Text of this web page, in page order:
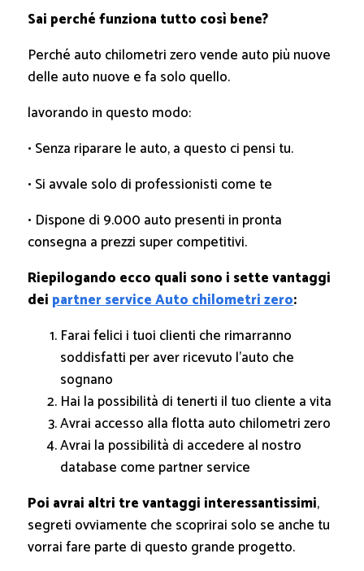
Sai perché funziona tutto così bene?
Perché auto chilometri zero vende auto più nuove
delle auto nuove e fa solo quello.
lavorando in questo modo:
• Senza riparare le auto, a questo ci pensi tu.
• Si avvale solo di professionisti come te
• Dispone di 9.000 auto presenti in pronta
consegna a prezzi super competitivi.
Riepilogando ecco quali sono i sette vantaggi
dei partner service Auto chilometri zero:
Farai felici i tuoi clienti che rimarranno
soddisfatti per aver ricevuto l’auto che
sognano
Hai la possibilità di tenerti il tuo cliente a vita
Avrai accesso alla flotta auto chilometri zero
Avrai la possibilità di accedere al nostro
database come partner service
Poi avrai altri tre vantaggi interessantissimi,
segreti ovviamente che scoprirai solo se anche tu
vorrai fare parte di questo grande progetto.